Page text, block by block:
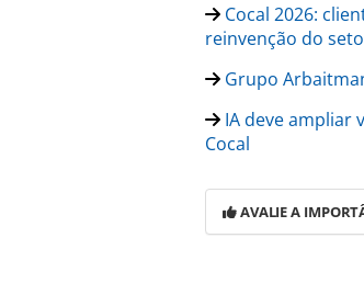
Cocal 2026:
reinvenção do
Grupo
IA deve ampliar
Cocal
AVALIE A